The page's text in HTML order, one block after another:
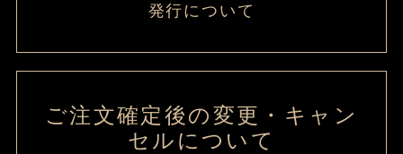
発行について
ご注文確定後の変更・キャン
セルについて